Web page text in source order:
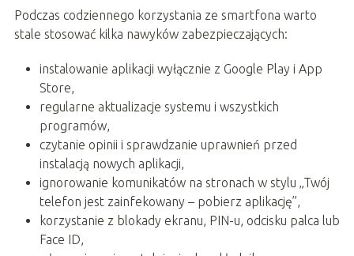
Podczas codziennego korzystania ze smartfona warto
stale stosować kilka nawyków zabezpieczających:
instalowanie aplikacji wyłącznie z Google Play i App
Store,
regularne aktualizacje systemu i wszystkich
programów,
czytanie opinii i sprawdzanie uprawnień przed
instalacją nowych aplikacji,
ignorowanie komunikatów na stronach w stylu „Twój
telefon jest zainfekowany – pobierz aplikację”,
korzystanie z blokady ekranu, PIN-u, odcisku palca lub
Face ID,